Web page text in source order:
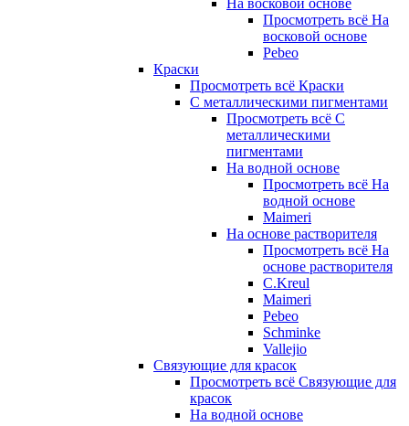
На восковой основе
Просмотреть всё На
восковой основе
Pebeo
Краски
Просмотреть всё Краски
С металлическими пигментами
Просмотреть всё С
металлическими
пигментами
На водной основе
Просмотреть всё На
водной основе
Maimeri
На основе растворителя
Просмотреть всё На
основе растворителя
C.Kreul
Maimeri
Pebeo
Schminke
Vallejio
Связующие для красок
Просмотреть всё Связующие для
красок
На водной основе